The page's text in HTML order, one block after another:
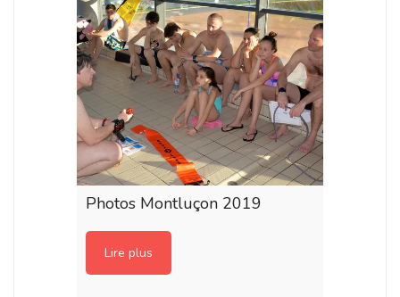
Photos Montluçon 2019
Lire plus